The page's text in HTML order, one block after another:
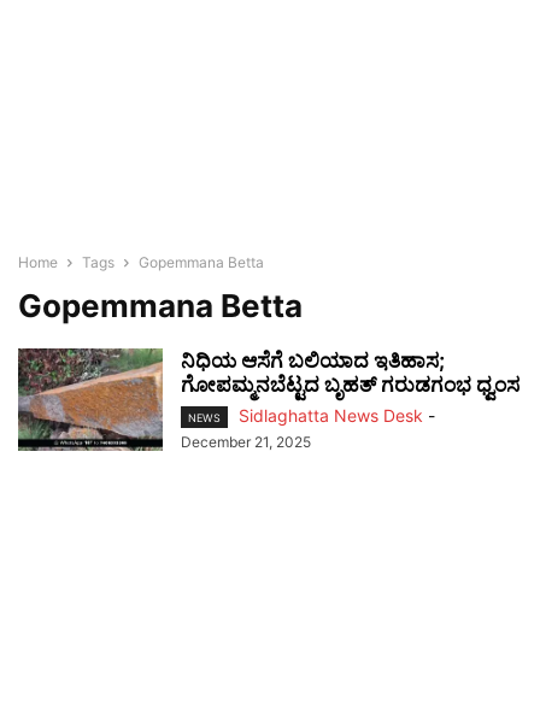
Home Tags Gopemmana Betta
Gopemmana Betta
ನಿಧಿಯ ಆಸೆಗೆ ಬಲಿಯಾದ ಇತಿಹಾಸ;
ಗೋಪಮ್ಮನಬೆಟ್ಟದ ಬೃಹತ್ ಗರುಡಗಂಭ ಧ್ವಂಸ
NEWS Sidlaghatta News Desk -
December 21, 2025